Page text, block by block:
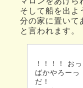
そして船を出よ
分の家に置いて
と言われます。
！！！！ お
ばかやろーっ
だ！